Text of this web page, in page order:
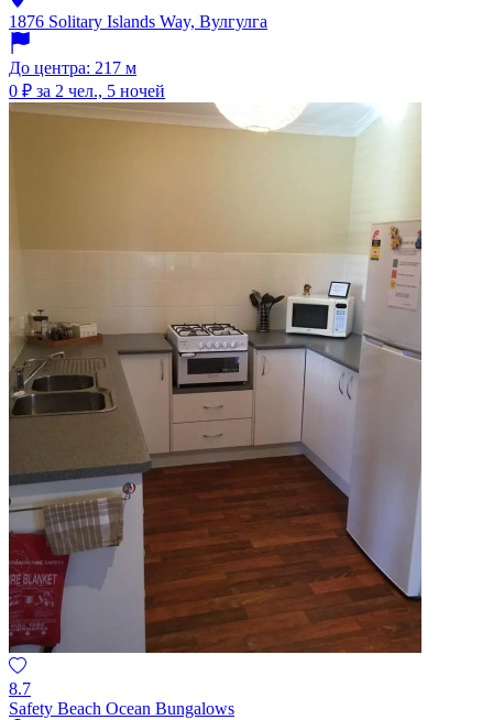
1876 Solitary Islands Way, Вулгулга
До центра: 217 м
0 ₽ за 2 чел., 5 ночей
8.7
Safety Beach Ocean Bungalows